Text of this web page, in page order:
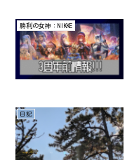
勝利の女神：NIKKE
日記